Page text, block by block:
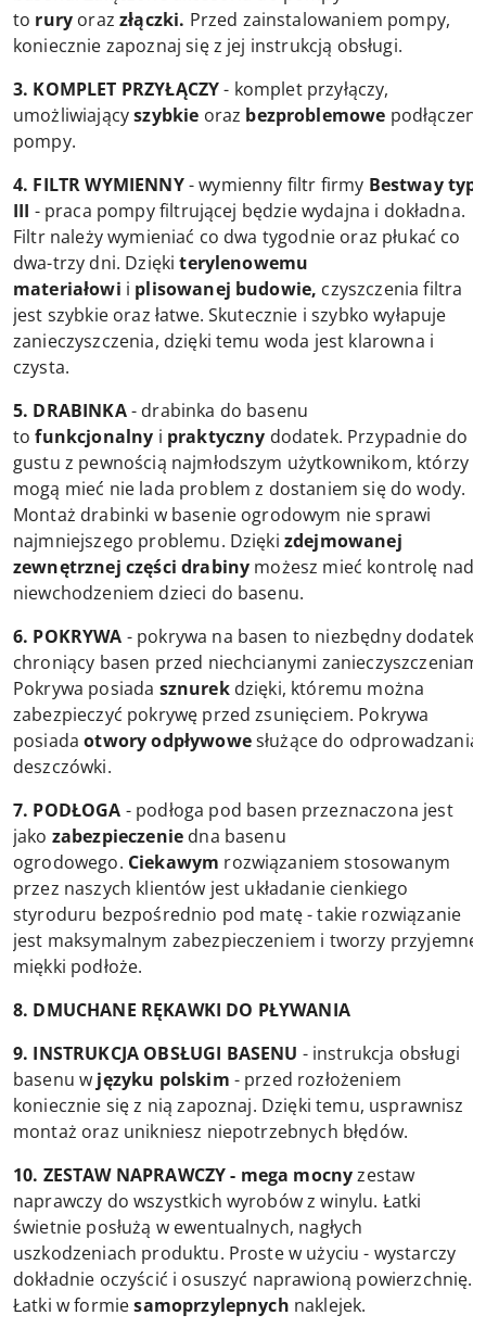
to rury orazzłączki. Przed zainstalowaniem pompy,
koniecznie zapoznaj się z jej instrukcją obsługi.
3. KOMPLET PRZYŁĄCZY- komplet przyłączy,
umożliwiającyszybkie oraz bezproblemowe
pompy.
4. FILTR WYMIENNY- wymienny filtr firmy Bestway
III - praca pompy filtrującej będzie wydajna i dokładna.
Filtr należy wymieniać co dwa tygodnie oraz płukać co
dwa-trzy dni. Dziękiterylenowemu
materiałowi i plisowanej budowie, czyszczenia filtra
jest szybkie oraz łatwe. Skutecznie i szybko wyłapuje
zanieczyszczenia, dzięki temu woda jest klarowna i
czysta.
5. DRABINKA- drabinka do basenu
tofunkcjonalny i praktyczny dodatek. Przypadnie do
gustu z pewnością najmłodszym użytkownikom, którzy
mogą mieć nie lada problem z dostaniem się do wody.
Montaż drabinki w basenie ogrodowym nie sprawi
najmniejszego problemu. Dzięki zdejmowanej
zewnętrznej części drabiny możesz mieć kontrolę nad
niewchodzeniem dzieci do basenu.
6. POKRYWA - pokrywa na basen to niezbędny dodatek
chroniący basen przed niechcianymi
Pokrywa posiada sznurek dzięki, któremu można
zabezpieczyć pokrywę przed zsunięciem. Pokrywa
posiadaotwory odpływowesłużące do odprowadzania
deszczówki.
7. PODŁOGA - podłoga pod basen przeznaczona jest
jako zabezpieczenie dna basenu
ogrodowego. Ciekawym rozwiązaniem stosowanym
przez naszych klientów jest układanie cienkiego
styroduru bezpośrednio pod matę - takie rozwiązanie
jest maksymalnym zabezpieczeniem i tworzy przyjemne
miękki podłoże.
8. DMUCHANE RĘKAWKI DO PŁYWANIA
9. INSTRUKCJA OBSŁUGI BASENU - instrukcja obsługi
basenu w języku polskim - przed rozłożeniem
koniecznie się z nią zapoznaj. Dzięki temu, usprawnisz
montaż oraz unikniesz niepotrzebnych błędów.
10. ZESTAW NAPRAWCZY - mega mocnyzestaw
naprawczy do wszystkich wyrobów z winylu. Łatki
świetnie posłużą w ewentualnych, nagłych
uszkodzeniach produktu. Proste w użyciu - wystarczy
dokładnie oczyścić i osuszyć naprawioną powierzchnię.
Łatki w formiesamoprzylepnych naklejek.